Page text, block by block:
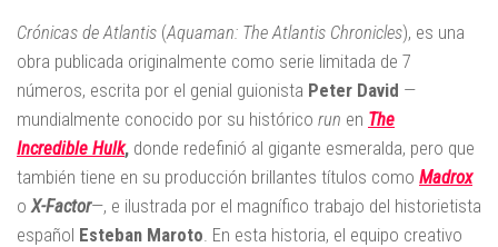
Crónicas de Atlantis (Aquaman: The Atlantis Chronicles), es una
obra publicada originalmente como serie limitada de 7
números, escrita por el genial guionista Peter David —
mundialmente conocido por su histórico run en The
Incredible Hulk, donde redefinió al gigante esmeralda, pero que
también tiene en su producción brillantes títulos como Madrox
o X-Factor—, e ilustrada por el magnífico trabajo del historietista
español Esteban Maroto . En esta historia, el equipo creativo